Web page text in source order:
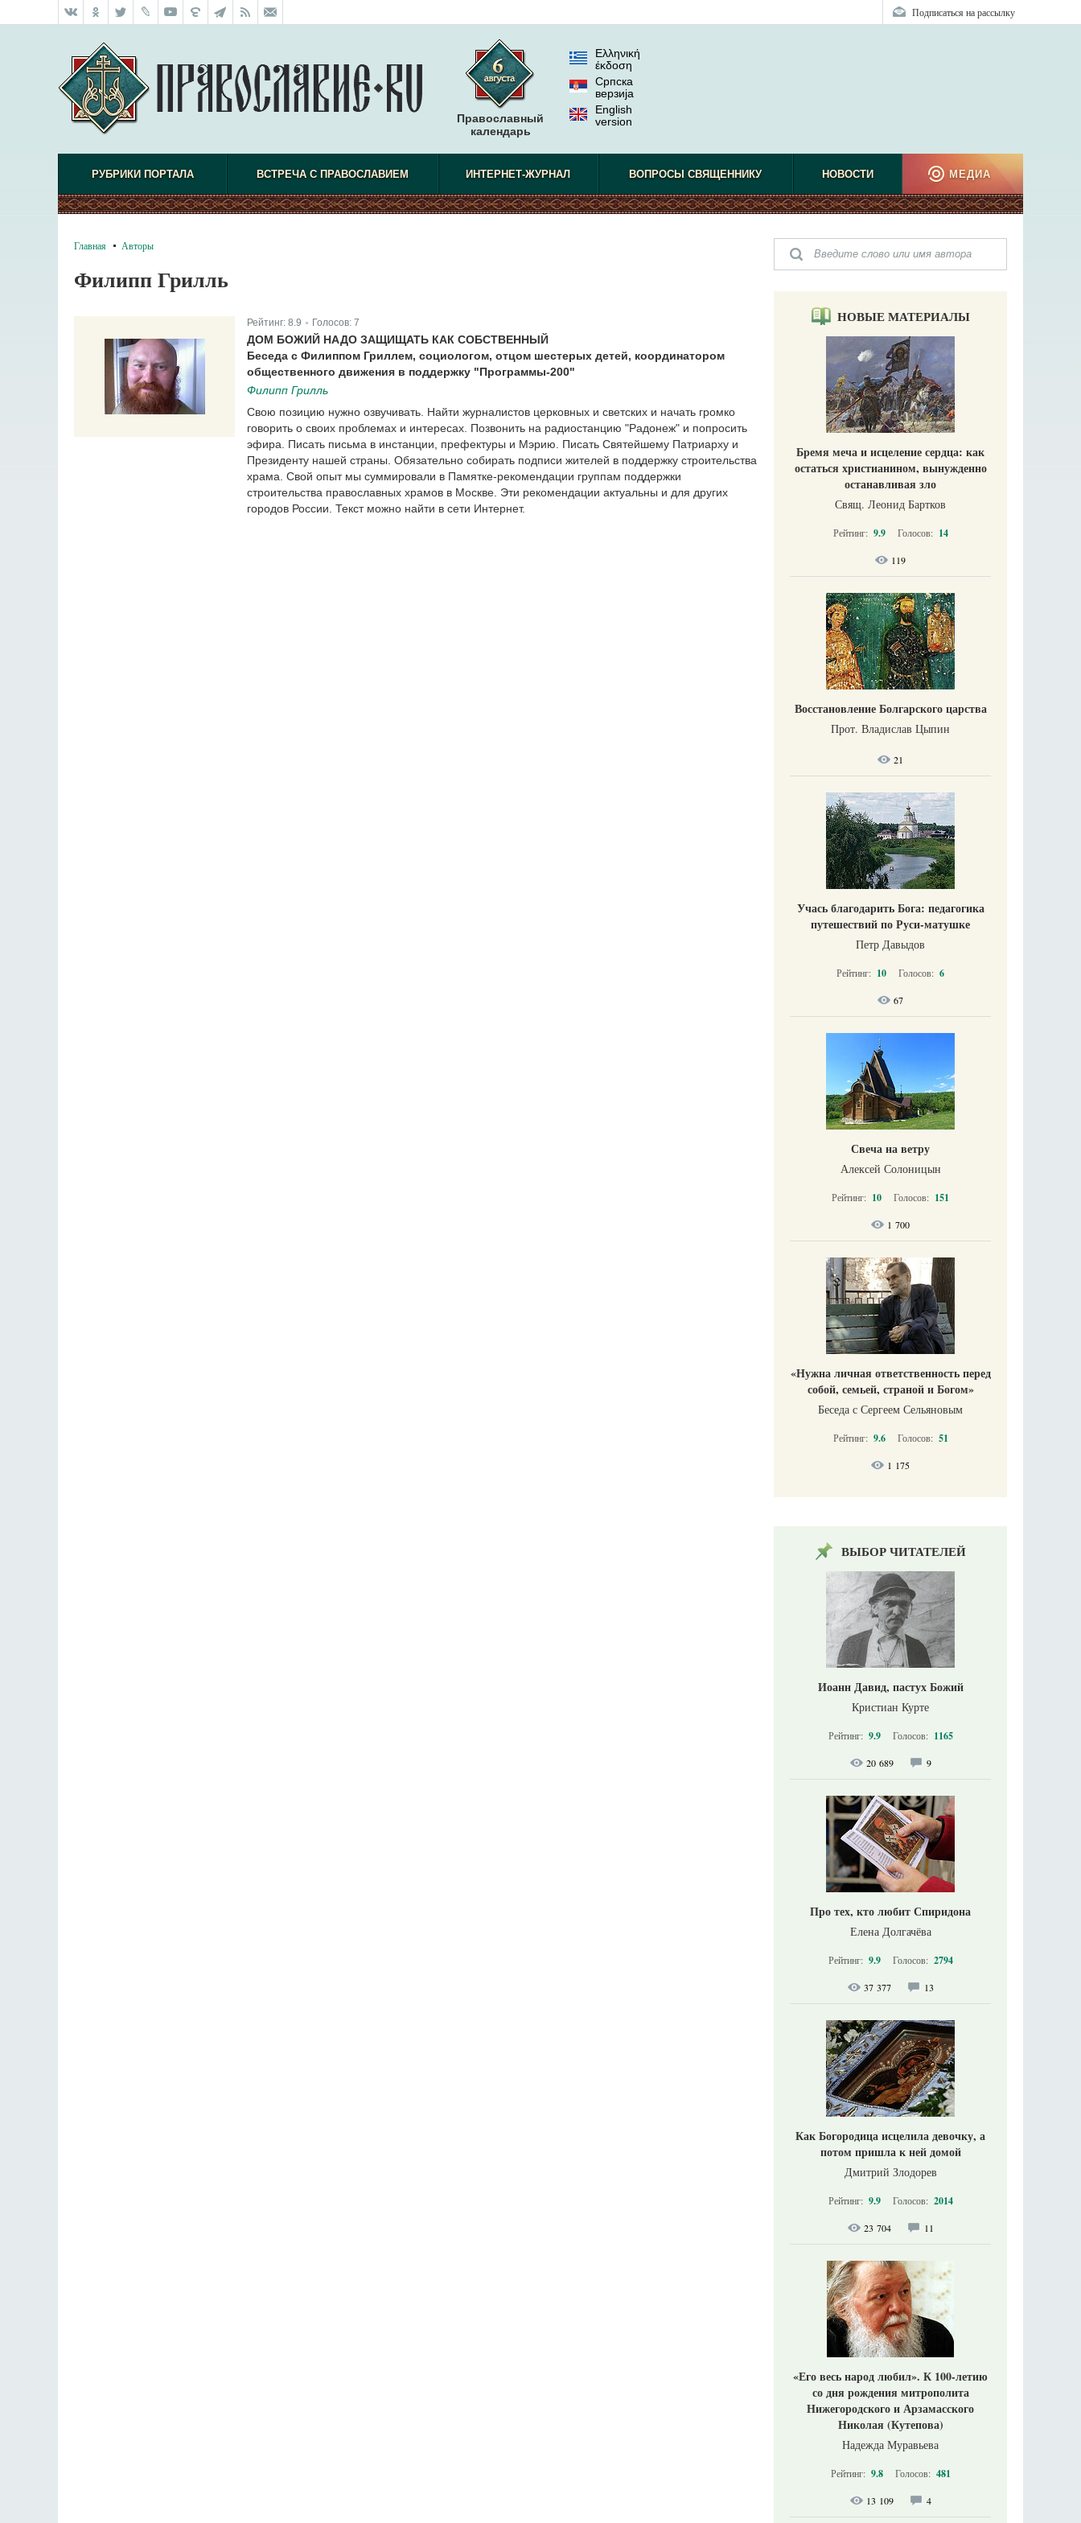
Подписаться на рассылку
Православный
календарь
Ελληνική
έκδοση
Српска
верзиjа
English
version
РУБРИКИ ПОРТАЛА ВСТРЕЧА С ПРАВОСЛАВИЕМ ИНТЕРНЕТ-ЖУРНАЛ ВОПРОСЫ СВЯЩЕННИКУ НОВОСТИ МЕДИА
Главная Авторы
Филипп Грилль
Рейтинг: 8.9 Голосов: 7
ДОМ БОЖИЙ НАДО ЗАЩИЩАТЬ КАК СОБСТВЕННЫЙ
Беседа с Филиппом Гриллем, социологом, отцом шестерых детей, координатором
общественного движения в поддержку "Программы-200"
Филипп Грилль
Свою позицию нужно озвучивать. Найти журналистов церковных и светских и начать громко
говорить о своих проблемах и интересах. Позвонить на радиостанцию "Радонеж" и попросить
эфира. Писать письма в инстанции, префектуры и Мэрию. Писать Святейшему Патриарху и
Президенту нашей страны. Обязательно собирать подписи жителей в поддержку строительства
храма. Свой опыт мы суммировали в Памятке-рекомендации группам поддержки
строительства православных храмов в Москве. Эти рекомендации актуальны и для других
городов России. Текст можно найти в сети Интернет.
НОВЫЕ МАТЕРИАЛЫ
Бремя меча и исцеление сердца: как
остаться христианином, вынужденно
останавливая зло
Свящ. Леонид Бартков
Рейтинг: 9.9 Голосов: 14
119
Восстановление Болгарского царства
Прот. Владислав Цыпин
21
Учась благодарить Бога: педагогика
путешествий по Руси-матушке
Петр Давыдов
Рейтинг: 10 Голосов: 6
67
Свеча на ветру
Алексей Солоницын
Рейтинг: 10 Голосов: 151
1 700
«Нужна личная ответственность перед
собой, семьей, страной и Богом»
Беседа с Сергеем Сельяновым
Рейтинг: 9.6 Голосов: 51
1 175
ВЫБОР ЧИТАТЕЛЕЙ
Иоанн Давид, пастух Божий
Кристиан Курте
Рейтинг: 9.9 Голосов: 1165
20 689 9
Про тех, кто любит Спиридона
Елена Долгачёва
Рейтинг: 9.9 Голосов: 2794
37 377 13
Как Богородица исцелила девочку, а
потом пришла к ней домой
Дмитрий Злодорев
Рейтинг: 9.9 Голосов: 2014
23 704 11
«Его весь народ любил». К 100-летию
со дня рождения митрополита
Нижегородского и Арзамасского
Николая (Кутепова)
Надежда Муравьева
Рейтинг: 9.8 Голосов: 481
13 109 4